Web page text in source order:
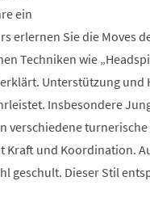
ein
erlernen Sie die Moves
Techniken wie
Unterstützung und
Insbesondere
verschiedene
und Koordination.
geschult. Dieser Stil